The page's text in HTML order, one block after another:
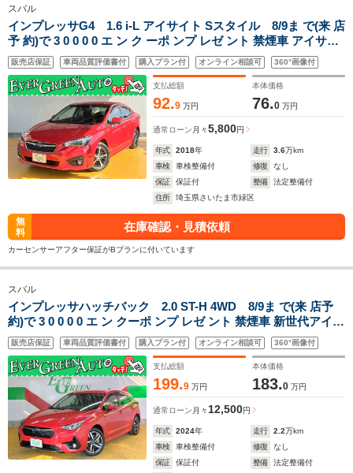
スバル
インプレッサG4 1.6 i-L アイサイト Sスタイル 8/9ま で(来 店
予 約)で 3 0 0 0 0 エ ン ク ーポ ンプ レゼ ント 禁煙車 アイサイ
トVer3 純正SDナビ プッシュスタート サイド/バックカメラ ブ
ラインドスポットモニター パドルシフト 電動パーキング
販売店保証 車両品質評価書付 購入プラン付 オンライン相談可 360°画像付
支払総額
92.9 万円
本体価格
76.0 万円
通常ローン 月々5,800円
年式 2018年 走行 3.6万km
車検
車検整備付 修復
なし
保証
保証付 整備
法定整備付
住所
埼玉県さいたま市緑区
無
料
在庫確認・見積依頼
カーセンサーアフター保証がBプランに付いています
スバル
インプレッサハッチバック 2.0 ST-H 4WD 8/9ま で(来 店予
約)で 3 0 0 0 0 エ ン クーポ ンプ レゼ ント 禁煙車 新世代アイサ
イト 全周囲モニター 純正メモリナビ シートヒーター ETC2.0
Bluetooth パワーシート 電動パーキング アルミペダル LEDラ
イト
販売店保証 車両品質評価書付 購入プラン付 オンライン相談可 360°画像付
支払総額
199.9 万円
本体価格
183.0 万円
通常ローン 月々 12,500円
年式 2024年 走行 2.2万km
車検
車検整備付 修復
なし
保証
保証付 整備
法定整備付